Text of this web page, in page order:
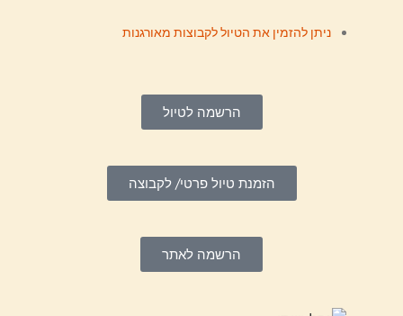
ניתן להזמין את הטיול לקבוצות מאורגנות
הרשמה לטיול
הזמנת טיול פרטי/ לקבוצה
הרשמה לאתר